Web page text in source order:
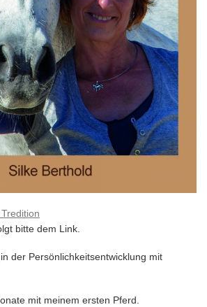
bitte dem Link.
der Persönlichkeitsentwicklung mit
mit meinem ersten Pferd.